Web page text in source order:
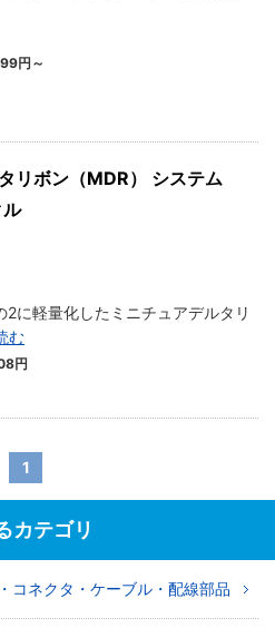
円 ～
リボン（MDR） システム
に軽量化したミニチュアデルタリ
む
円
1
カテゴリ
コネクタ・ケーブル・配線部品